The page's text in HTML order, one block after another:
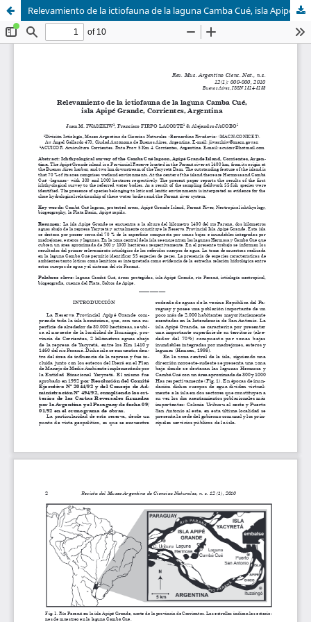
Relevamiento de la ictiofauna de la laguna Camba Cué, isla Apipé Grande, Corrientes, Argentina